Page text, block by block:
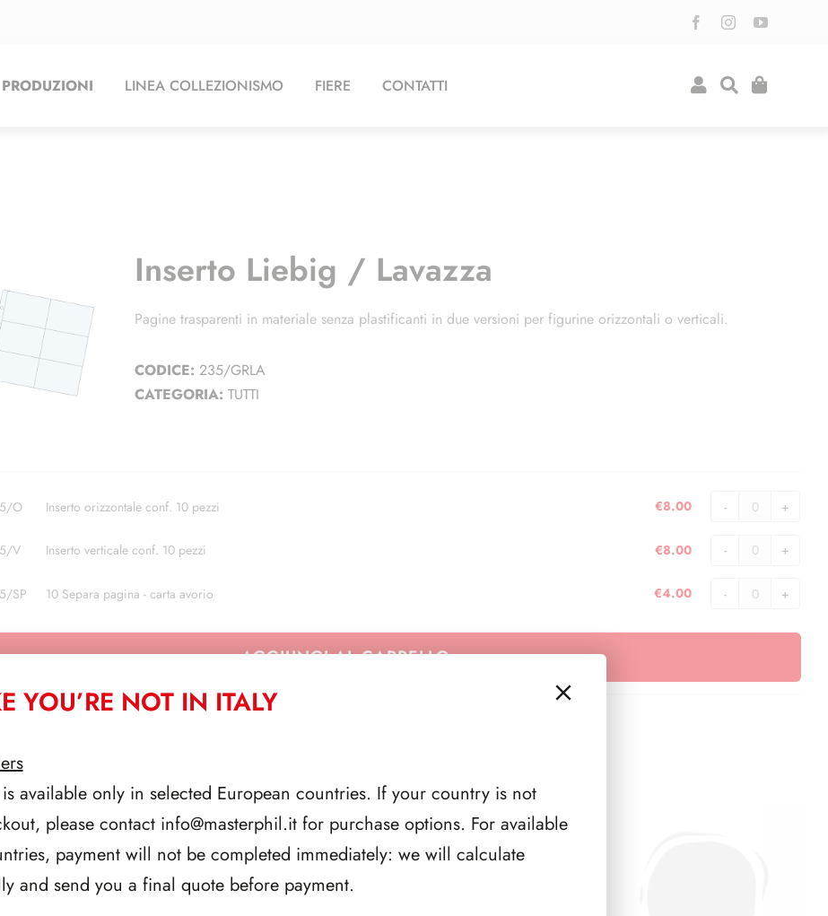
PRODUZIONI LINEA COLLEZIONISMO FIERE CONTATTI
Inserto Liebig / Lavazza
Pagine trasparenti in materiale senza plastificanti in due versioni per figurine orizzontali o verticali.
CODICE: 235/GRLA
CATEGORIA: TUTTI
conf.
pezzi
Inserto orizzontale conf. 10 pezzi
O €8.00
conf.
Inserto verticale conf. 10 pezzi
V €8.00
carta
10 Separa pagina - carta avorio
SP €4.00
AGGIUNGI AL CARRELLO
CORRELATI
YOU’RE NOT IN ITALY
available only in selected European countries. If your country is not
please contact info@masterphil.itfor purchase options. For available
payment will not be completed immediately: we will calculate
and send you a final quote before payment.